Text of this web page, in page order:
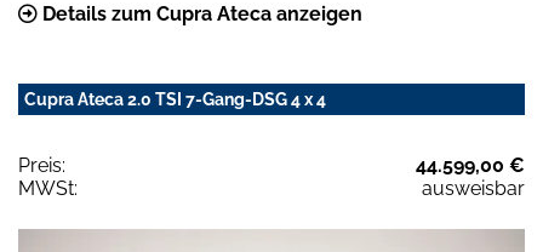
Details zum Cupra Ateca anzeigen
Cupra Ateca 2.0 TSI 7-Gang-DSG 4 x 4
Preis:
44.599,00 €
MWSt:
ausweisbar